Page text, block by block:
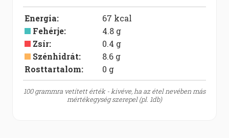
Energia: 67 kcal
Fehérje: 4.8 g
Zsír: 0.4 g
Szénhidrát: 8.6 g
Rosttartalom:
0 g
100 grammra vetített érték - kivéve, ha az étel nevében más
mértékegység szerepel (pl. 1db)